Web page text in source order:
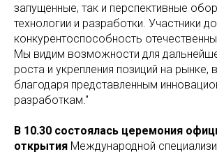
запущенные, так и перспективные
технологии и разработки. Участники
конкурентоспособность
Мы видим возможности для
роста и укрепления позиций на рынке,
благодаря представленным
разработкам."
В 10.30 состоялась церемония
открытия Международной